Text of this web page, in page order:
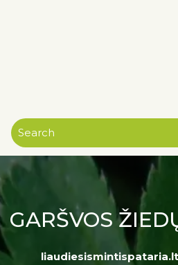
GARŠVOS
liaudiesismintispataria.lt